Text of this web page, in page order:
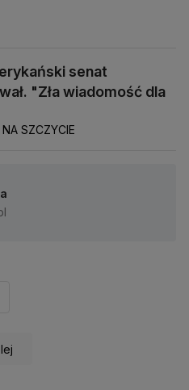
senat
"Zła wiadomość dla
SZCZYCIE